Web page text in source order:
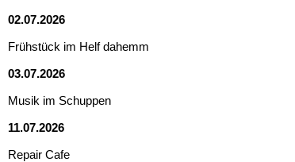
02.07.2026
Frühstück im Helf dahemm
03.07.2026
Musik im Schuppen
11.07.2026
Repair Cafe